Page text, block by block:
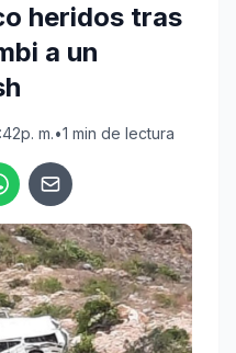
heridos tras
a un
m.•1 min de lectura